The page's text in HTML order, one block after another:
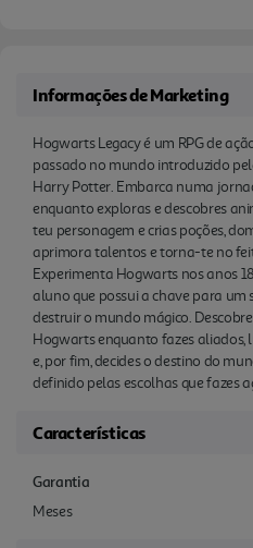
do mundo mágico. O teu
escrito.
Informações de Marketing
Hogwarts Legacy é um RPG de
passado no mundo introduzido
Harry Potter. Embarca numa
enquanto exploras e descobres
teu personagem e crias poções,
aprimora talentos e torna-te no
Experimenta Hogwarts nos anos
aluno que possui a chave para um
destruir o mundo mágico.
Hogwarts enquanto fazes aliados,
e, por fim, decides o destino do
definido pelas escolhas que fazes
Características
Garantia
Meses